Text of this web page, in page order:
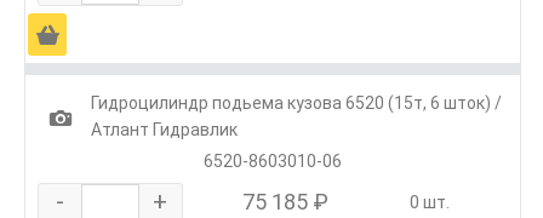
Ä
1
Гидроцилиндр подьема кузова 6520 (15т, 6 шток) /
Атлант Гидравлик
6520-8603010-06
- + 75 185 ₽ 0 шт.